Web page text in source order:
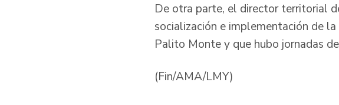
De otra parte, el director territorial
socialización e implementación de
Palito Monte y que hubo jornadas
(Fin/AMA/LMY)